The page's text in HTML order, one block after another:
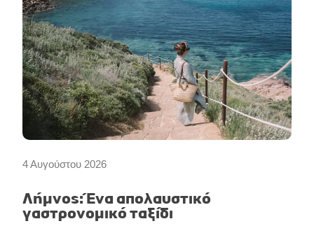
4 Αυγούστου 2026
Λήμνος: Ένα απολαυστικό
γαστρονομικό ταξίδι